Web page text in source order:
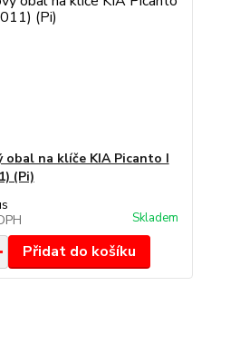
obal na klíče KIA Picanto I
(Pi)
Skladem
Přidat do košíku